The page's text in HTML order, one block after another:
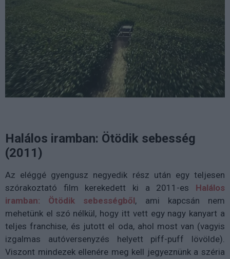
Halálos iramban: Ötödik sebesség
(2011)
Az eléggé gyengusz negyedik rész után egy teljesen
szórakoztató film kerekedett ki a 2011-es Halálos
iramban: Ötödik sebességből, ami kapcsán nem
mehetünk el szó nélkül, hogy itt vett egy nagy kanyart a
teljes franchise, és jutott el oda, ahol most van (vagyis
izgalmas autóversenyzés helyett piff-puff lövölde).
Viszont mindezek ellenére meg kell jegyeznünk a széria